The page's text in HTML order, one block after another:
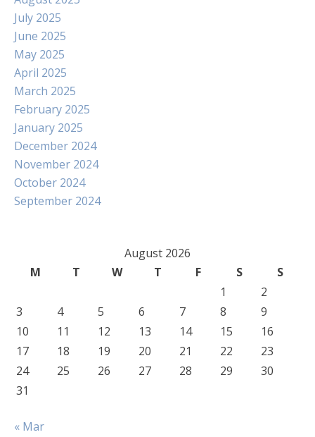
July 2025
June 2025
May 2025
April 2025
March 2025
February 2025
January 2025
December 2024
November 2024
October 2024
September 2024
August 2026
M
T W T F S
S
1
2
3
4 5 6 7 8
9
10
11 12 13 14 15
16
17
18 19 20 21 22
23
24
25 26 27 28 29
30
31
« Mar